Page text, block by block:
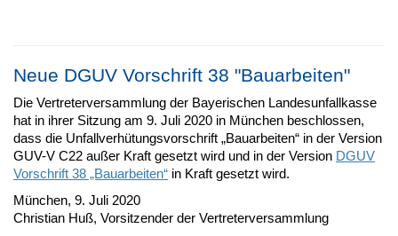
Neue DGUV Vorschrift 38 "Bauarbeiten"
Die Vertreterversammlung der Bayerischen Landesunfallkasse
hat in ihrer Sitzung am 9. Juli 2020 in München beschlossen,
dass die Unfallverhütungsvorschrift „Bauarbeiten“ in der Version
GUV-V C22 außer Kraft gesetzt wird und in der Version DGUV
Vorschrift 38 „Bauarbeiten“ in Kraft gesetzt wird.
München, 9. Juli 2020
Christian Huß, Vorsitzender der Vertreterversammlung